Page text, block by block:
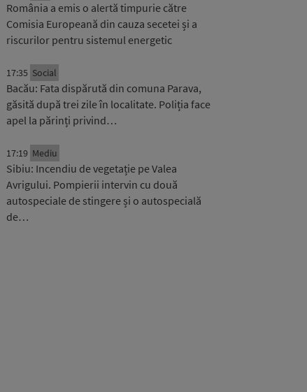
România a emis o alertă timpurie către
Comisia Europeană din cauza secetei și a
riscurilor pentru sistemul energetic
17:35 Social
Bacău: Fata dispărută din comuna Parava,
găsită după trei zile în localitate. Poliția face
apel la părinți privind…
17:19 Mediu
Sibiu: Incendiu de vegetație pe Valea
Avrigului. Pompierii intervin cu două
autospeciale de stingere și o autospecială
de…